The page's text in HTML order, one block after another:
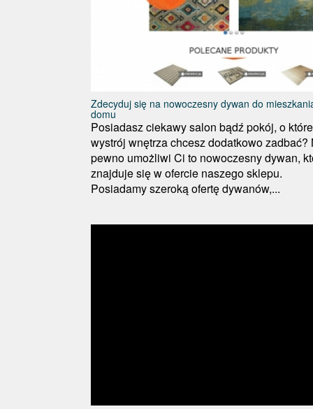
Zdecyduj się na nowoczesny dywan do
domu
Posiadasz ciekawy salon bądź pokój, o
wystrój wnętrza chcesz dodatkowo zadbać?
pewno umożliwi Ci to nowoczesny dywan,
znajduje się w ofercie naszego sklepu.
Posiadamy szeroką ofertę dywanów,...